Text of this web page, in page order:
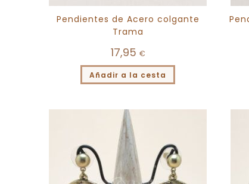
Pendientes de Acero colgante
Trama
17,95 €
Añadir a la cesta